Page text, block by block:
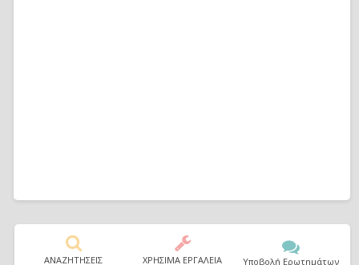
ΑΝΑΖΗΤΗΣΕΙΣ ΧΡΗΣΙΜΑ ΕΡΓΑΛΕΙΑ Υποβολή Ερωτημάτων